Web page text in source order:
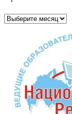
Архив